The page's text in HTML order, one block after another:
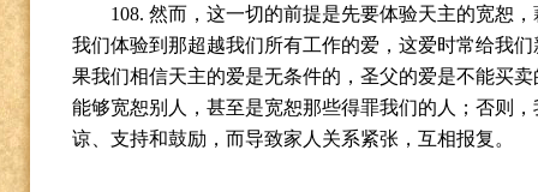
108.然而，这一切的前提是先要体验天主的宽恕
我们体验到那超越我们所有工作的爱，这爱时常给我
果我们相信天主的爱是无条件的，圣父的爱是不能买
能够宽恕别人，甚至是宽恕那些得罪我们的人；否则
谅、支持和鼓励，而导致家人关系紧张，互相报复。